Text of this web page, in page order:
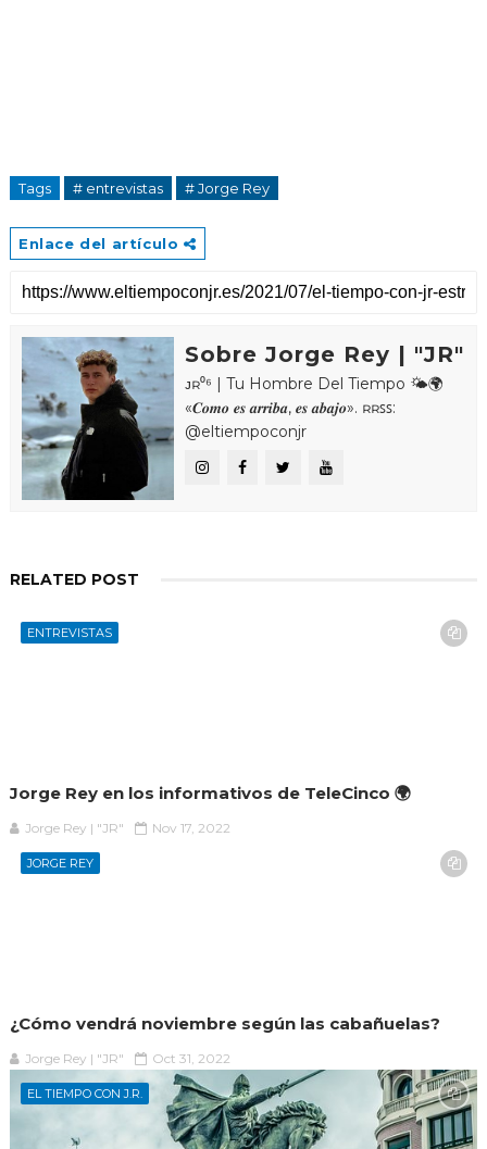
Tags # entrevistas # Jorge Rey
Enlace del artículo
Sobre Jorge Rey | "JR"
ᴊʀ⁰⁶ | Tu Hombre Del Tiempo 🌤🌍
«𝑪𝒐𝒎𝒐 𝒆𝒔 𝒂𝒓𝒓𝒊𝒃𝒂, 𝒆𝒔 𝒂𝒃𝒂𝒋𝒐». ʀʀꜱꜱ:
@eltiempoconjr
RELATED POST
ENTREVISTAS
Jorge Rey en los informativos de TeleCinco 🌍
Jorge Rey | "JR" Nov 17, 2022
JORGE REY
¿Cómo vendrá noviembre según las cabañuelas?
Jorge Rey | "JR" Oct 31, 2022
EL TIEMPO CON J.R.